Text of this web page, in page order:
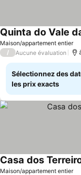
Maison/appartement entier
Quinta do Vale
/ Aucune évaluation
Sélectionnez des
les prix exacts
Maison/appartement entier
Casa dos